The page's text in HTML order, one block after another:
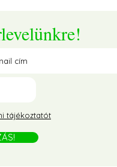
darált húsos és
változat
tájékoztatót